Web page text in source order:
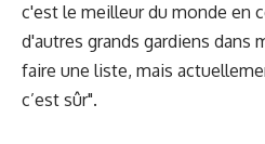
c'est le meilleur du monde en
d'autres grands gardiens dans
faire une liste, mais
c’est sûr".